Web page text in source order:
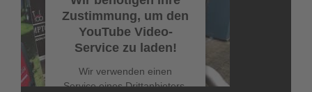
Zustimmung, um den
YouTube Video-
Service zu laden!
Wir verwenden einen
Service eines Drittanbieters,